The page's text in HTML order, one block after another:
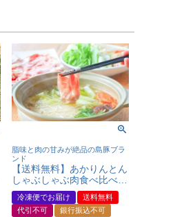
脂味と肉の甘みが絶品の島豚ブラ
ンド
【送料無料】あかりんとん
しゃぶしゃぶ肉食べ比べセ
ット
冷凍便でお届け
送料無料
代引不可
銀行振込不可